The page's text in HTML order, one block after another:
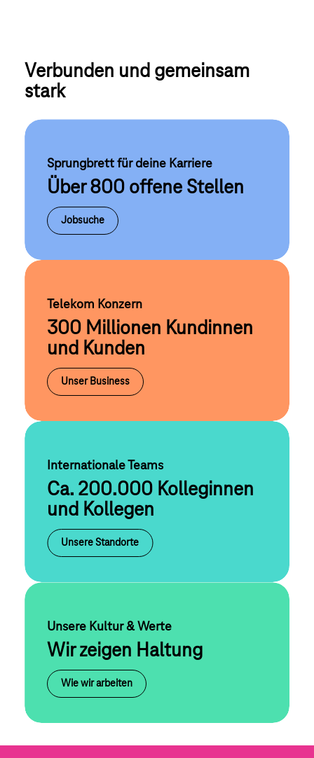
Verbunden und gemeinsam
stark
Sprungbrett für deine Karriere
Über 800 offene Stellen
Jobsuche
Telekom Konzern
300 Millionen Kundinnen
und Kunden
Unser Business
Internationale Teams
Ca. 200.000 Kolleginnen
und Kollegen
Unsere Standorte
Unsere Kultur & Werte
Wir zeigen Haltung
Wie wir arbeiten